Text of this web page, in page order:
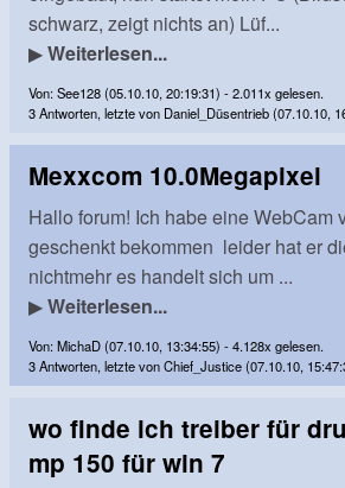
schwarz, zeigt nichts an) Lüf...
▶Weiterlesen...
Von: See128 (05.10.10, 20:19:31) - 2.011x gelesen.
3 Antworten, letzte von Daniel_Düsentrieb (07.10.10,
Mexxcom 10.0Megapixel
Hallo forum! Ich habe eine WebCam
geschenkt bekommen leider hat er
nichtmehr es handelt sich um ...
▶Weiterlesen...
Von: MichaD (07.10.10, 13:34:55) - 4.128x gelesen.
3 Antworten, letzte von Chief_Justice (07.10.10,
wo finde ich treiber für
mp 150 für win 7